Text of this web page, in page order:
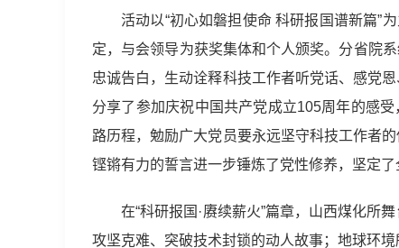
活动以“初心如磐担使命 科研报国谱新篇”
定，与会领导为获奖集体和个人颁奖。分省院
忠诚告白，生动诠释科技工作者听党话、感党
分享了参加庆祝中国共产党成立105周年的感
路历程，勉励广大党员要永远坚守科技工作者
铿锵有力的誓言进一步锤炼了党性修养，坚定
在“科研报国·赓续薪火”篇章，山西煤化所
攻坚克难、突破技术封锁的动人故事；地球环